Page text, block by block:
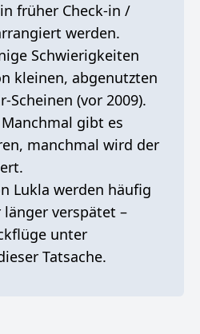
früher Check-in /
werden.
Schwierigkeiten
kleinen, abgenutzten
Scheinen (vor 2009).
gibt es
manchmal wird der
Lukla werden häufig
verspätet –
unter
Tatsache.